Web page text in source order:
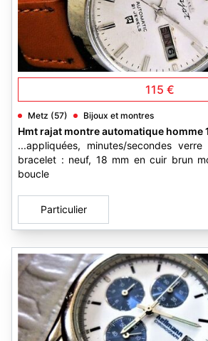
115 €
Metz (57) Bijoux et montres
Hmt rajat montre automatique homme
...appliquées, minutes/secondes
bracelet : neuf, 18 mm en cuir brun
boucle
Particulier